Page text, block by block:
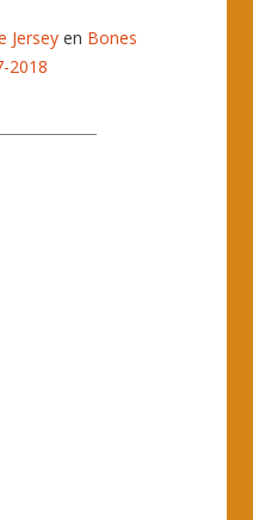
Jersey en Bones
2018